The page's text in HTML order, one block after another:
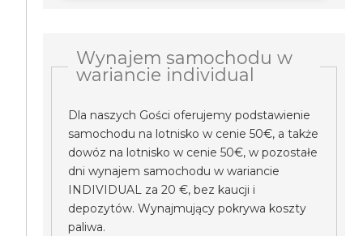
Wynajem samochodu w
wariancie individual
Dla naszych Gości oferujemy podstawienie
samochodu na lotnisko w cenie 50€, a także
dowóz na lotnisko w cenie 50€, w pozostałe
dni wynajem samochodu w wariancie
INDIVIDUAL za 20 €, bez kaucji i
depozytów. Wynajmujący pokrywa koszty
paliwa.